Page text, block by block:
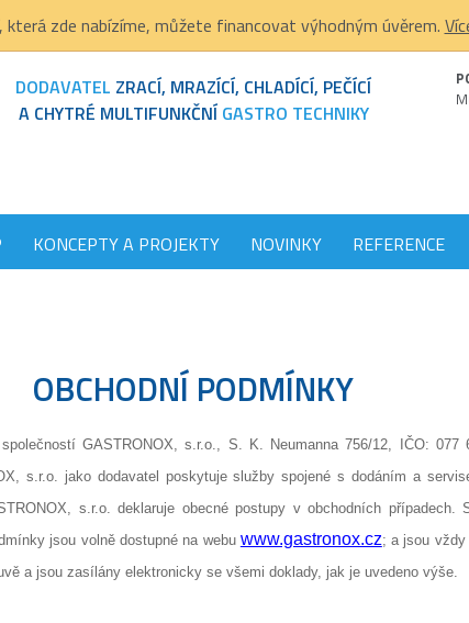
která zde nabízíme, můžete financovat výhodným úvěrem.
DODAVATEL ZRACÍ, MRAZÍCÍ, CHLADÍCÍ, PEČÍCÍ
A CHYTRÉ MULTIFUNKČNÍ GASTRO TECHNIKY
KONCEPTY A PROJEKTY NOVINKY REFERENCE
OBCHODNÍ PODMÍNKY
GASTRONOX, s.r.o., S. K. Neumanna 756/12, IČO:
s.r.o. jako dodavatel poskytuje služby spojené s dodáním a
s.r.o. deklaruje obecné postupy v obchodních
jsou volně dostupné na webu www.gastronox.cz; a jsou vždy
a jsou zasílány elektronicky se všemi doklady, jak je uvedeno výše.